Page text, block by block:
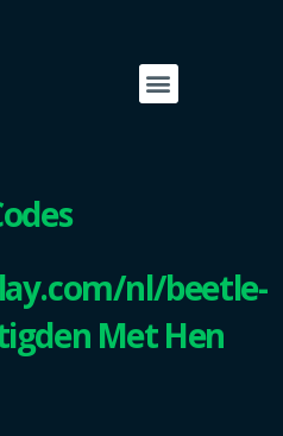
nl/beetle-
Met Hen